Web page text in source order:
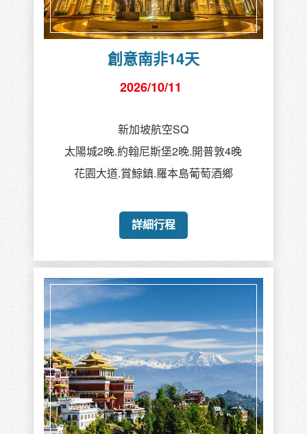
創意南非14天
2026/10/11
新加坡航空SQ
太陽城2晚.約翰尼斯堡2晚.開普敦4晚
花園大道.賞鯨鎮.羅本島葡萄酒鄉
詳細行程